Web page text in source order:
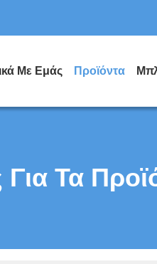
Με Εμάς Προϊόντα
Για Τα